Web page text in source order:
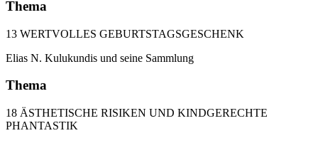
Thema
13 WERTVOLLES GEBURTSTAGSGESCHENK
Elias N. Kulukundis und seine Sammlung
Thema
18 ÄSTHETISCHE RISIKEN UND KINDGERECHTE
PHANTASTIK